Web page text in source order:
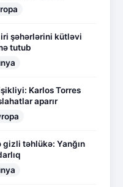
iri şəhərlərini kütləvi
tutub
Karlos Torres
aparır
gizli təhlükə: Yanğın